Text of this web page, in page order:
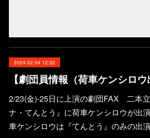
2024.02.04 12:22
2/23(金)-25日に上演の劇団FAX 二本
ナ・てんとう』に荷車ケンシロウが出
車ケンシロウは『てんとう』のみの出